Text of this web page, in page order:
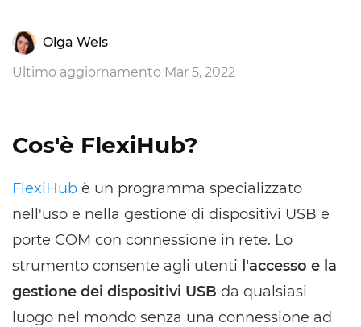
Olga Weis
Ultimo aggiornamento Mar 5, 2022
Cos'è FlexiHub?
FlexiHub è un programma specializzato
nell'uso e nella gestione di dispositivi USB e
porte COM con connessione in rete. Lo
strumento consente agli utenti l'accesso e la
gestione dei dispositivi USB da qualsiasi
luogo nel mondo senza una connessione ad